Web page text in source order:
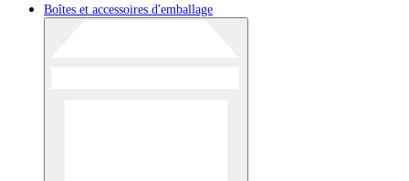
Boîtes et accessoires d'emballage